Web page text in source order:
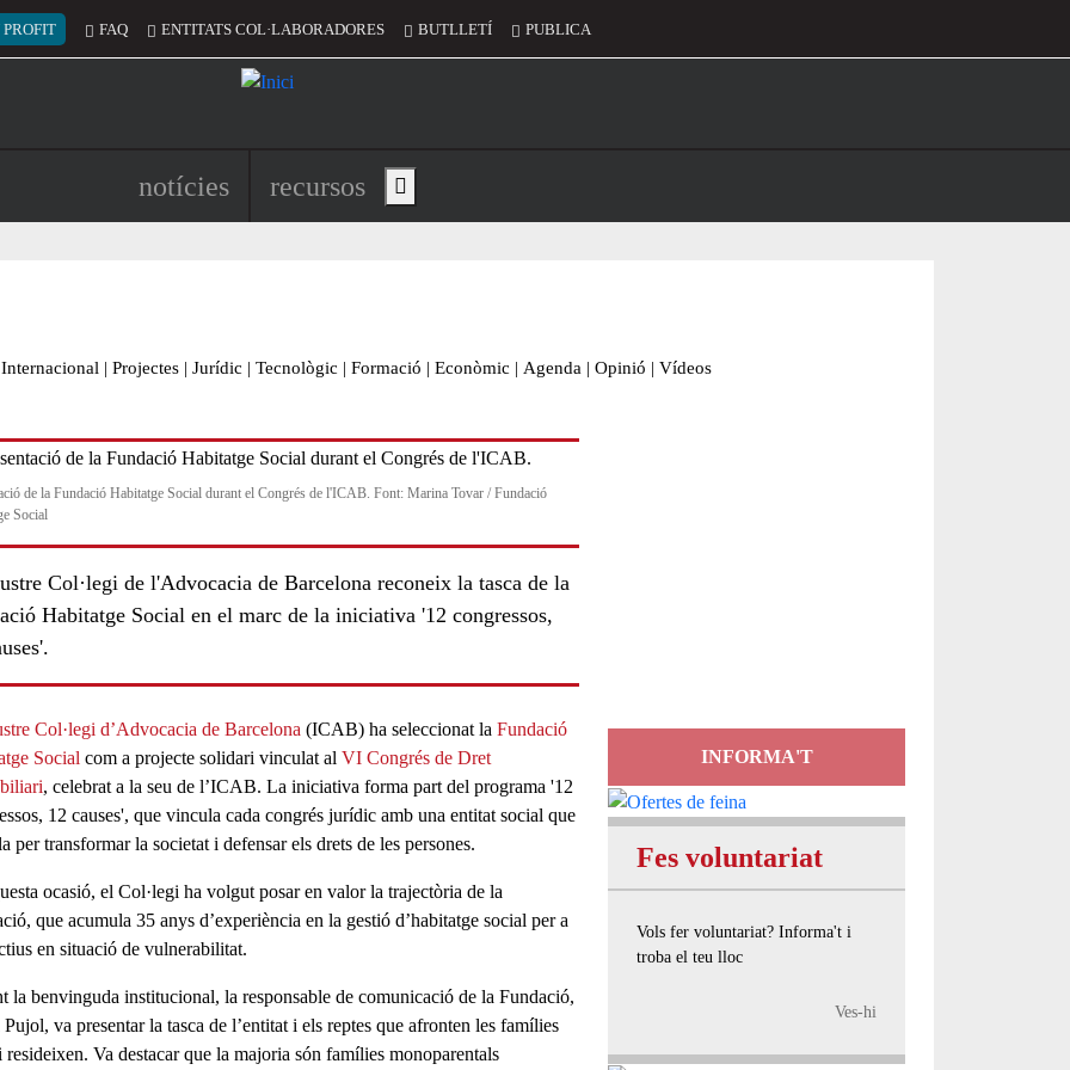
del compte d'usuari
PROFIT FAQ ENTITATS COL·LABORADORES BUTLLETÍ PUBLICA
Navegació principal de l'encapçalament
notícies recursos Show main menu
Internacional | Projectes | Jurídic | Tecnològic | Formació | Econòmic | Agenda | Opinió | Vídeos
de la Fundació Habitatge Social durant el Congrés de l'ICAB. Font: Marina Tovar / Fundació
Social
Col·legi de l'Advocacia de Barcelona reconeix la tasca de la
Habitatge Social en el marc de la iniciativa '12 congressos,
Col·legi d’Advocacia de Barcelona (ICAB)ha seleccionat la Fundació
Social com a projecte solidari vinculat al VI Congrés de Dret
, celebrat a la seu de l’ICAB. La iniciativa forma part del programa '12
12 causes', que vincula cada congrés jurídic amb una entitat social que
per transformar la societat i defensar els drets de les persones.
ocasió, el Col·legi ha volgut posar en valor la trajectòria de la
que acumula 35 anys d’experiència en la gestió d’habitatge social per a
en situació de vulnerabilitat.
la benvinguda institucional, la responsable de comunicació de la Fundació,
Pujol, va presentar la tasca de l’entitat i els reptes que afronten les famílies
resideixen. Va destacar que la majoria són famílies monoparentals
INFORMA'T
Fes voluntariat
Vols fer voluntariat? Informa't i
troba el teu lloc
Ves-hi